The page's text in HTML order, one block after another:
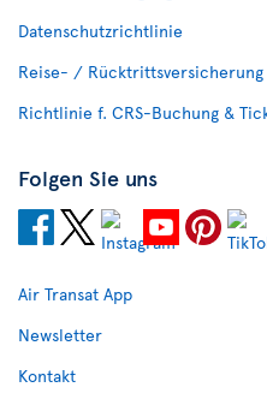
Datenschutzrichtlinie
Reise- / Rücktrittsversicherung
Richtlinie f. CRS-Buchung &
Folgen Sie uns
Air Transat App
Newsletter
Kontakt